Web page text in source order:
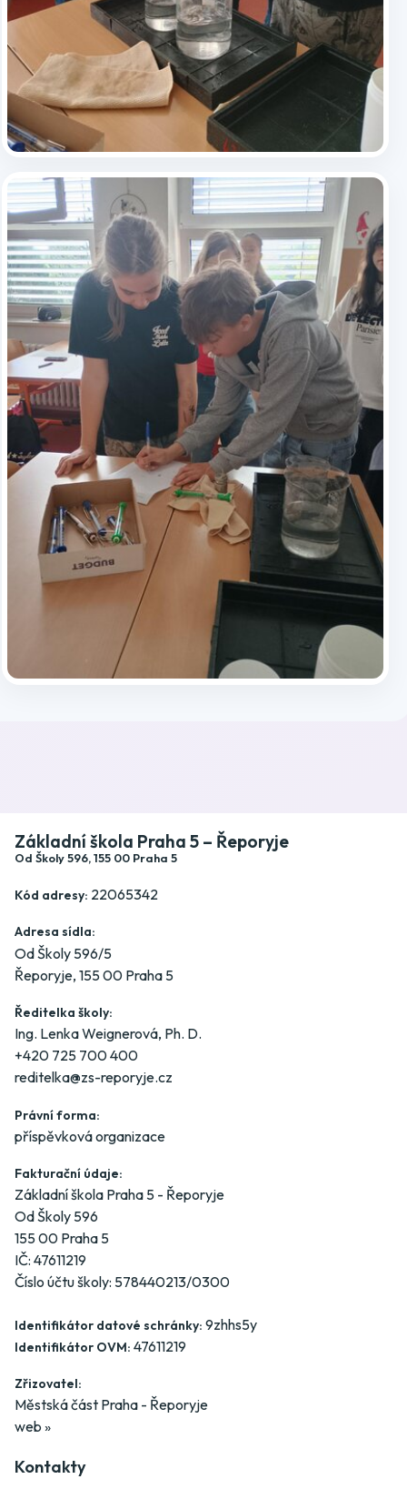
Publikováno: 11.5.2026 | Autor(ka): Michala Lebedová
Základní škola Praha 5 – Řeporyje
Od Školy 596, 155 00 Praha 5
Kód adresy: 22065342
Adresa sídla:
Od Školy 596/5
Řeporyje, 155 00 Praha 5
Ředitelka školy:
Ing. Lenka Weignerová, Ph. D.
+420 725 700 400
reditelka@zs-reporyje.cz
Právní forma:
příspěvková organizace
Fakturační údaje:
Základní škola Praha 5 - Řeporyje
Od Školy 596
155 00 Praha 5
IČ: 47611219
Číslo účtu školy: 578440213/0300
Identifikátor datové schránky: 9zhhs5y
Identifikátor OVM: 47611219
Zřizovatel:
Městská část Praha - Řeporyje
web »
Kontakty